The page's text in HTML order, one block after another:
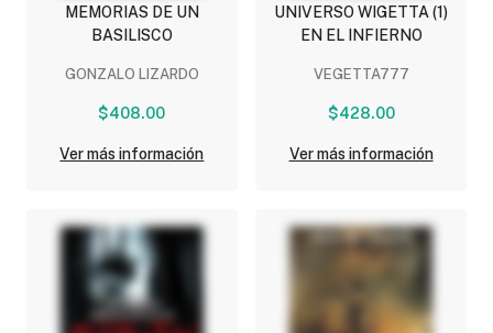
MEMORIAS DE UN
BASILISCO
GONZALO LIZARDO
$408.00
Ver más información
UNIVERSO WIGETTA (1)
EN EL INFIERNO
VEGETTA777
$428.00
Ver más información